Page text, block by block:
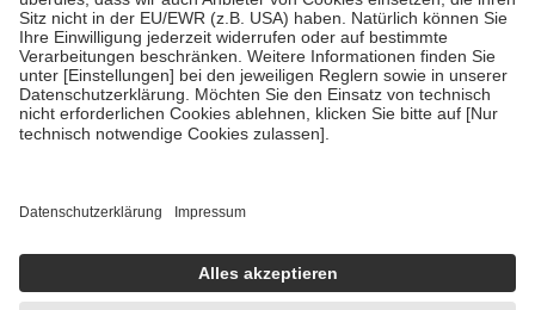
mit Ausnahme der Fahrkosten
• Untersuchungen zur Vorsorge und Früherkennung, die von der
GKV getragen werden
• empfohlenen Schutzimpfungen
• Harn- und Blutteststreifen
getroffen, um sicherzustellen, dass es sich um echte Bewertungen
https://help.etrusted.com/hc/de/articles/4419944605341
Einige Bilder und Inhalte wurden unter Zuhilfenahme künstlicher